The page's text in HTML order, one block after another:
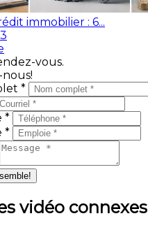
immobilier : 6...
vous.
*
*
*
vidéo connexes